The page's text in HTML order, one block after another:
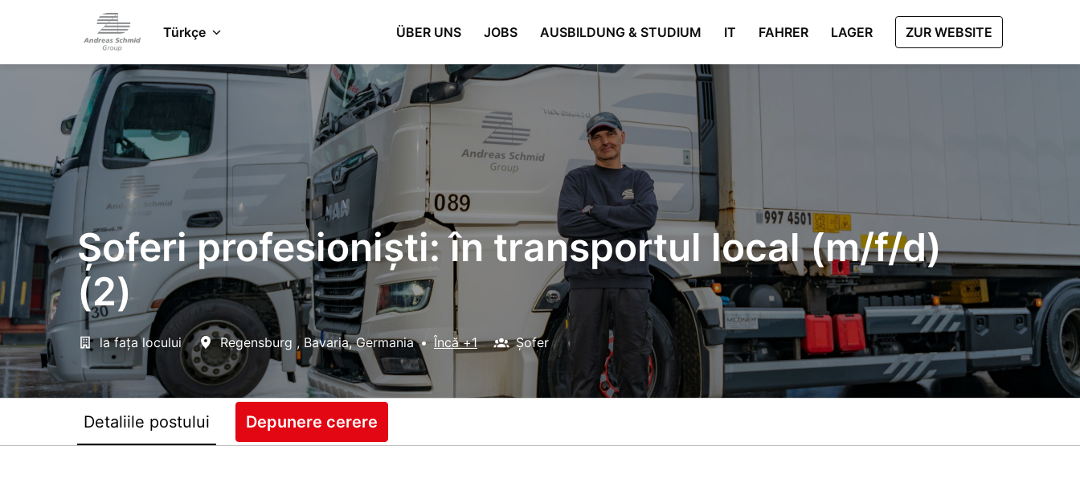
Startseite
Türkçe ÜBER UNS JOBS AUSBILDUNG & STUDIUM IT FAHRER LAGER ZUR WEBSITE
Șoferi profesioniști: în transportul local (m/f/d)
(2)
la fața locului Regensburg , Bavaria, Germania • Încă +1 Șofer
Detaliile postului Depunere cerere